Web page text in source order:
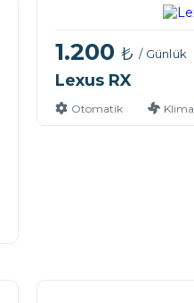
1.200 ₺ / Günlük
Lexus RX
Otomatik